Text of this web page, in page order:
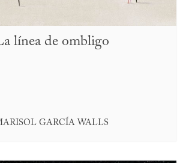
línea de ombligo
GARCÍA WALLS